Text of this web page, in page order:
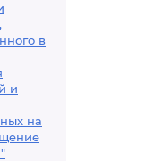
в
и
на